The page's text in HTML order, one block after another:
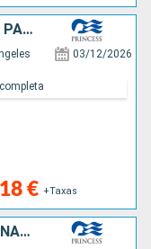
CARAIBAS - MEXICO, COSTA RICA, PANAMA, ESTADOS UNIDOS
03/12/2026
€ +Taxas
ESTADOS UNIDOS, COLÔMBIA, PANAMA, COSTA RICA, CARAIBAS - MEXICO